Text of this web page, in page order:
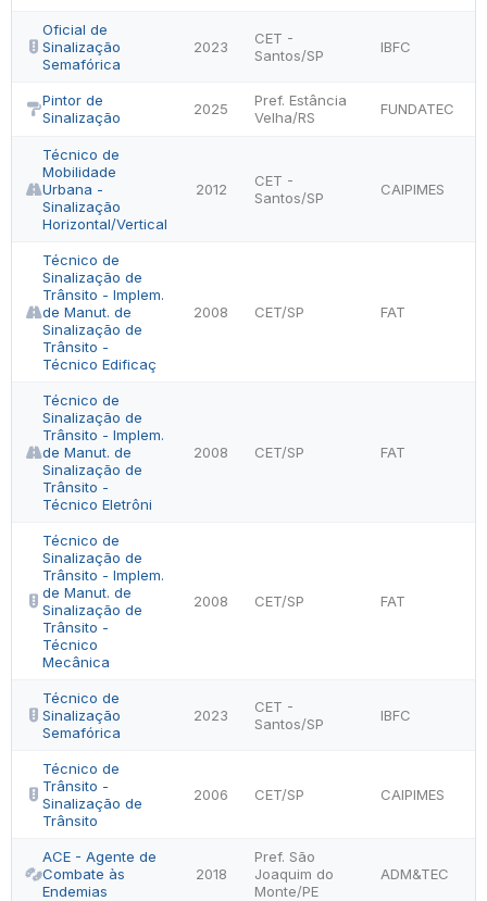
Oficial de
Sinalização
Semafórica
2023
CET -
Santos/SP
IBFC
Pintor de
Sinalização
2025
Pref. Estância
Velha/RS
FUNDATEC
Técnico de
Mobilidade
Urbana -
Sinalização
Horizontal/Vertical
2012
CET -
Santos/SP
CAIPIMES
Técnico de
Sinalização de
Trânsito - Implem.
de Manut. de
Sinalização de
Trânsito -
Técnico Edificaç
2008 CET/SP FAT
Técnico de
Sinalização de
Trânsito - Implem.
de Manut. de
Sinalização de
Trânsito -
Técnico Eletrôni
2008 CET/SP FAT
Técnico de
Sinalização de
Trânsito - Implem.
de Manut. de
Sinalização de
Trânsito -
Técnico
Mecânica
2008 CET/SP FAT
Técnico de
Sinalização
Semafórica
2023
CET -
Santos/SP
IBFC
Técnico de
Trânsito -
Sinalização de
Trânsito
2006 CET/SP CAIPIMES
ACE - Agente de
Combate às
Endemias
2018
Pref. São
Joaquim do
Monte/PE
ADM&TEC